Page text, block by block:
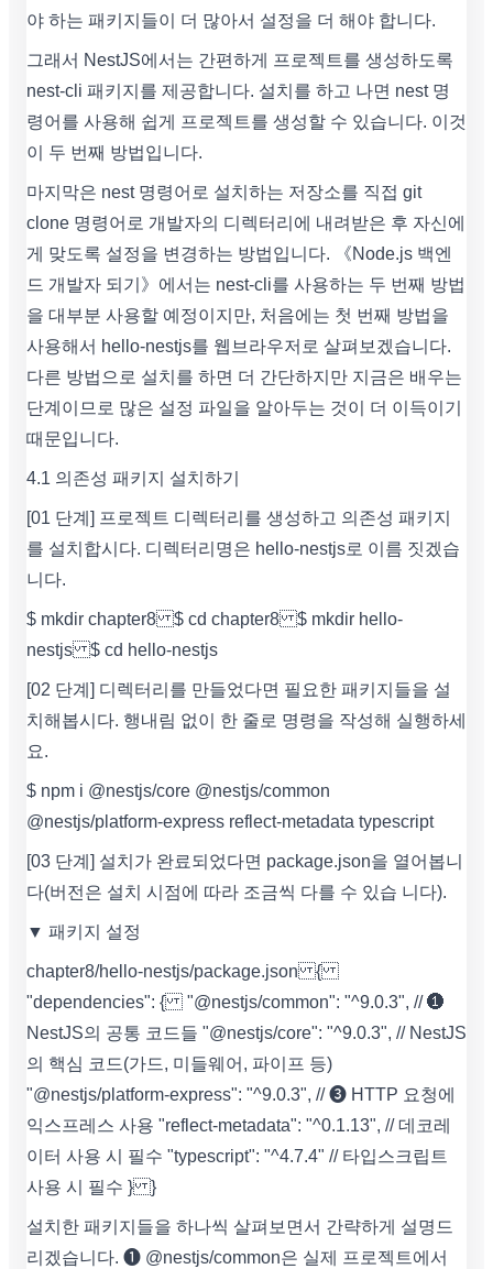
야 하는 패키지들이 더 많아서 설정을 더 해야 합니다.
그래서 NestJS에서는 간편하게 프로젝트를 생성하도록
nest-cli 패키지를 제공합니다. 설치를 하고 나면 nest 명
령어를 사용해 쉽게 프로젝트를 생성할 수 있습니다. 이것
이 두 번째 방법입니다.
마지막은 nest 명령어로 설치하는 저장소를 직접 git
clone 명령어로 개발자의 디렉터리에 내려받은 후 자신에
게 맞도록 설정을 변경하는 방법입니다. 《Node.js 백엔
드 개발자 되기》에서는 nest-cli를 사용하는 두 번째 방법
을 대부분 사용할 예정이지만, 처음에는 첫 번째 방법을
사용해서 hello-nestjs를 웹브라우저로 살펴보겠습니다.
다른 방법으로 설치를 하면 더 간단하지만 지금은 배우는
단계이므로 많은 설정 파일을 알아두는 것이 더 이득이기
때문입니다.
4.1 의존성 패키지 설치하기
[01 단계] 프로젝트 디렉터리를 생성하고 의존성 패키지
를 설치합시다. 디렉터리명은 hello-nestjs로 이름 짓겠습
니다.
$ mkdir chapter8 $ cd chapter8 $ mkdir hello-
nestjs $ cd hello-nestjs
[02 단계] 디렉터리를 만들었다면 필요한 패키지들을 설
치해봅시다. 행내림 없이 한 줄로 명령을 작성해 실행하세
요.
$ npm i @nestjs/core @nestjs/common
@nestjs/platform-express reflect-metadata typescript
[03 단계] 설치가 완료되었다면 package.json을 열어봅니
다(버전은 설치 시점에 따라 조금씩 다를 수 있습 니다).
▼ 패키지 설정
chapter8/hello-nestjs/package.json {
"dependencies": { "@nestjs/common": "^9.0.3", // ❶
NestJS의 공통 코드들 "@nestjs/core": "^9.0.3", // NestJS
의 핵심 코드(가드, 미들웨어, 파이프 등)
"@nestjs/platform-express": "^9.0.3", // ❸ HTTP 요청에
익스프레스 사용 "reflect-metadata": "^0.1.13", // 데코레
이터 사용 시 필수 "typescript": "^4.7.4" // 타입스크립트
사용 시 필수 } }
설치한 패키지들을 하나씩 살펴보면서 간략하게 설명드
리겠습니다. ❶ @nestjs/common은 실제 프로젝트에서